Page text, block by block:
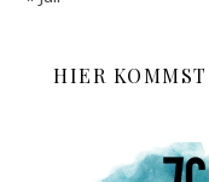
HIER